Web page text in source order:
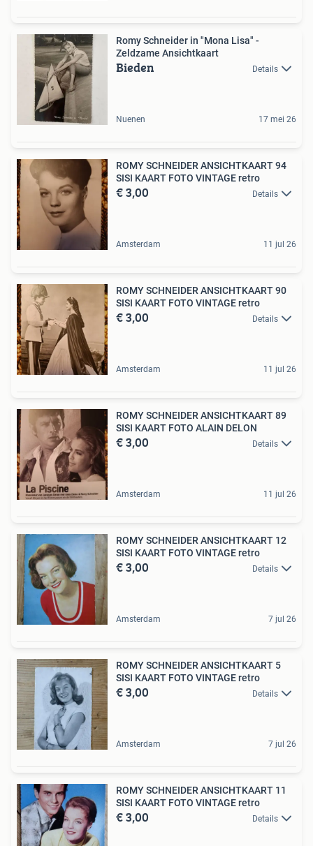
Romy Schneider in "Mona Lisa" -
Zeldzame Ansichtkaart
Bieden Details
Nuenen 17 mei 26
ROMY SCHNEIDER ANSICHTKAART 94
SISI KAART FOTO VINTAGE retro
€ 3,00 Details
Amsterdam 11 jul 26
ROMY SCHNEIDER ANSICHTKAART 90
SISI KAART FOTO VINTAGE retro
€ 3,00 Details
Amsterdam 11 jul 26
ROMY SCHNEIDER ANSICHTKAART 89
SISI KAART FOTO ALAIN DELON
€ 3,00 Details
Amsterdam 11 jul 26
ROMY SCHNEIDER ANSICHTKAART 12
SISI KAART FOTO VINTAGE retro
€ 3,00 Details
Amsterdam 7 jul 26
ROMY SCHNEIDER ANSICHTKAART 5
SISI KAART FOTO VINTAGE retro
€ 3,00 Details
Amsterdam 7 jul 26
ROMY SCHNEIDER ANSICHTKAART 11
SISI KAART FOTO VINTAGE retro
€ 3,00 Details